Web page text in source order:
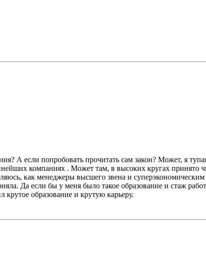
А если попробовать прочитать сам закон? Может, я
компаниях . Может там, в высоких кругах принято
как менеджеры высшего звена и
Да если бы у меня было такое образование и стаж
крутое образование и крутую карьеру.